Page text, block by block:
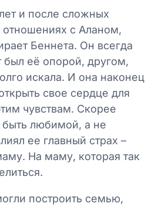
и после сложных
с Аланом,
Беннета. Он всегда
её опорой, другом,
искала. И она наконец
свое сердце для
чувствам. Скорее
быть любимой, а не
ее главный страх –
На маму, которая так
построить семью,